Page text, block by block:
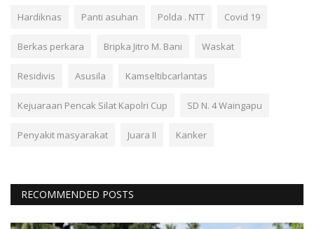
Hardiknas Panti asuhan Polda . NTT Covid 19
Berkas perkara Bripka Jitro M. Bani Waskat
Residivis Asusila Kamseltibcarlantas
Kejuaraan Pencak Silat Kapolri Cup SD N. 4 Waingapu
Penyakit masyarakat Juara II Kanker
RECOMMENDED POSTS